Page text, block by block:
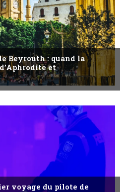
Beyrouth : quand la
et
voyage du pilote de